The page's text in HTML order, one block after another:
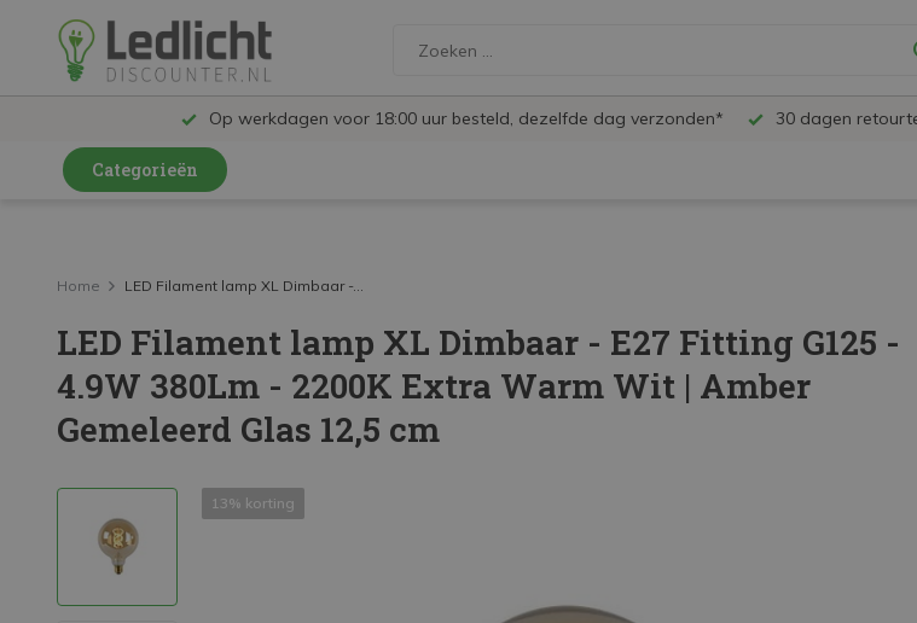
Op werkdagen voor 18:00 uur besteld, dezelfde dag verzonden* 30 dagen
Categorieën
LED Railspots
LED Panelen
LED TL
LED Plafondlampen en Wandlampen
LED High Bay lampen
LED Strips
Home LED Filament lamp XL Dimbaar -...
LED Filament lamp XL Dimbaar - E27 Fitting G125 -
4.9W 380Lm - 2200K Extra Warm Wit | Amber
Gemeleerd Glas 12,5 cm
13% korting